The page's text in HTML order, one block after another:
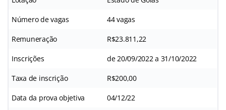
Número de vagas 44 vagas
Remuneração R$23.811,22
Inscrições de 20/09/2022 a 31/10/2022
Taxa de inscrição R$200,00
Data da prova objetiva 04/12/22